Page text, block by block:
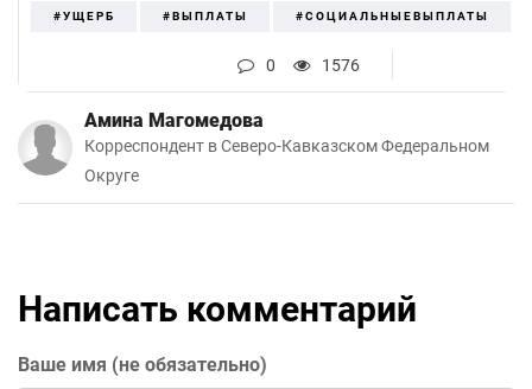
#УЩЕРБ #ВЫПЛАТЫ #СОЦИАЛЬНЫЕВЫПЛАТЫ
0 1576
Амина Магомедова
Корреспондент в Северо-Кавказском Федеральном
Округе
Написать комментарий
Ваше имя (не обязательно)